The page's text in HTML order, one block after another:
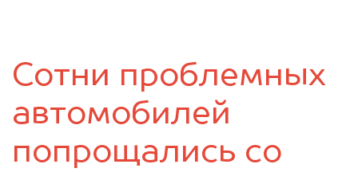
Кукмор
Лаишево
Мамадыш
Менделеевск
Мензелинск
Муслюмово
Набережные Челны
Нижнекамск
Новошешминск
Сотни проблемных
автомобилей
попрощались со